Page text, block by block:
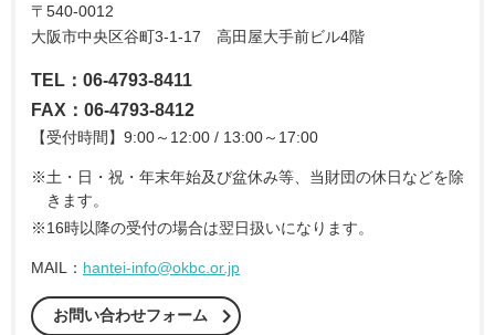
〒540-0012
大阪市中央区谷町3-1-17 高田屋大手前ビル4階
TEL：06-4793-8411
FAX：06-4793-8412
【受付時間】9:00～12:00 / 13:00～17:00
土・日・祝・年末年始及び盆休み等、当財団の休日などを除
きます。
16時以降の受付の場合は翌日扱いになります。
MAIL： hantei-info@okbc.or.jp
お問い合わせフォーム